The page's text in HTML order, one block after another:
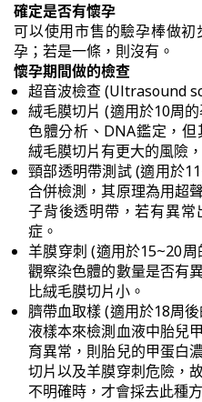
確定是否有懷孕
可以使用市售的驗孕棒做
孕；若是一條，則沒有。
懷孕期間做的檢查
超音波檢查 (Ultrasound
絨毛膜切片 (適用於10周
色體分析、DNA鑑定，但
絨毛膜切片有更大的風險
頸部透明帶測試 (適用於
合併檢測，其原理為用超
子背後透明帶，若有異
症。
羊膜穿刺 (適用於15~20
觀察染色體的數量是否有
比絨毛膜切片小。
臍帶血取樣 (適用於18周
液樣本來檢測血液中胎兒
育異常，則胎兒的甲蛋白
切片以及羊膜穿刺危險，
不明確時，才會採去此種